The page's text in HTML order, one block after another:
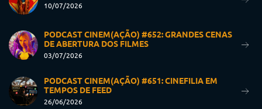
10/07/2026
PODCAST CINEM(AÇÃO) #652: GRANDES CENAS
DE ABERTURA DOS FILMES
03/07/2026
PODCAST CINEM(AÇÃO) #651: CINEFILIA EM
TEMPOS DE FEED
26/06/2026